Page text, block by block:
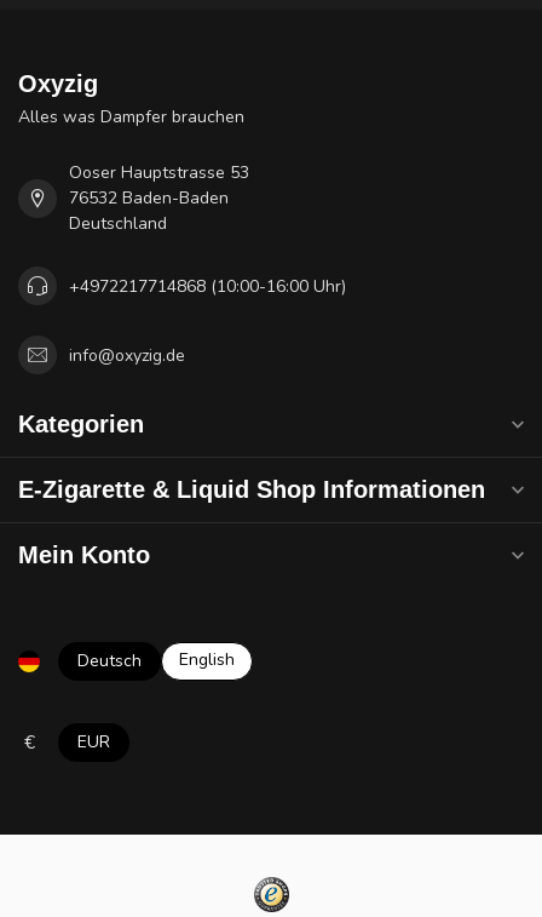
Oxyzig
Alles was Dampfer brauchen
Ooser Hauptstrasse 53
76532 Baden-Baden
Deutschland
+4972217714868 (10:00-16:00 Uhr)
info@oxyzig.de
Kategorien
E-Zigarette & Liquid Shop Informationen
Mein Konto
Deutsch English
€ EUR